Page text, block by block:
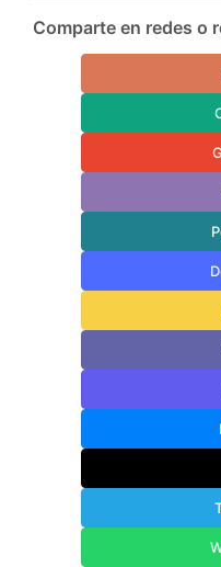
Comparte en redes o